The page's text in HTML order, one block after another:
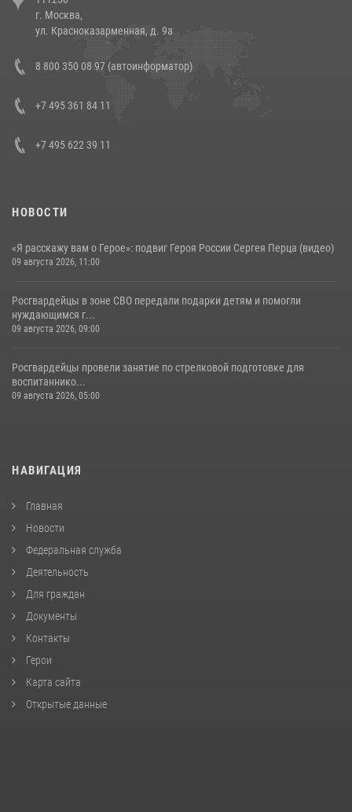
14 июля 2026, 12:20
Состоялась рабочая встреча директора Росгвардии Героя России
генерала армии Виктора Золотова с заместителем полномочного
представителя Президента Российской Федерации в Северо-
Кавказском федеральном округе Виталием Кузнецовым
г. Москва,
ул. Красноказарменная, д. 9а
8 800 350 08 97 (автоинформатор)
+7 495 361 84 11
+7 495 622 39 11
НОВОСТИ
«Я расскажу вам о Герое»: подвиг Героя России Сергея Перца (видео)
09 августа 2026, 11:00
Росгвардейцы в зоне СВО передали подарки детям и помогли
нуждающимся г...
09 августа 2026, 09:00
Росгвардейцы провели занятие по стрелковой подготовке для
воспитаннико...
09 августа 2026, 05:00
НАВИГАЦИЯ
Главная
Новости
Федеральная служба
Деятельность
Для граждан
Документы
Контакты
Герои
Карта сайта
Открытые данные